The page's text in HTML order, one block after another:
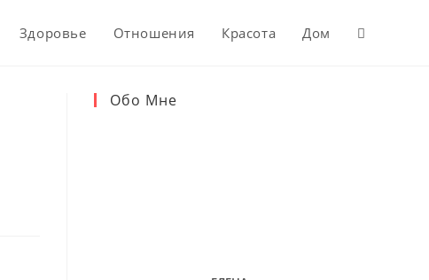
Здоровье Отношения Красота Дом
Обо Мне